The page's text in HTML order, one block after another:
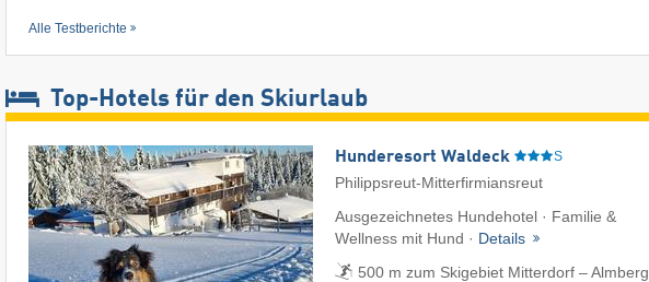
Alle Testberichte
Top-Hotels für den Skiurlaub
Hunderesort Waldeck S
Philippsreut-Mitterfirmiansreut
Ausgezeichnetes Hundehotel · Familie &
Wellness mit Hund · Details
500 m zum Skigebiet Mitterdorf – Almberg